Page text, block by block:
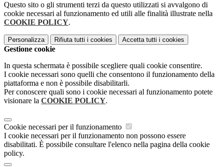
Questo sito o gli strumenti terzi da questo utilizzati si avvalgono di
cookie necessari al funzionamento ed utili alle finalità illustrate nella
COOKIE POLICY.
Personalizza Rifiuta tutti i cookies Accetta tutti i cookies
Gestione cookie
In questa schermata è possibile scegliere quali cookie consentire.
I cookie necessari sono quelli che consentono il funzionamento della
piattaforma e non è possibile disabilitarli.
Per conoscere quali sono i cookie necessari al funzionamento potete
visionare la COOKIE POLICY.
Cookie necessari per il funzionamento
I cookie necessari per il funzionamento non possono essere
disabilitati. È possibile consultare l'elenco nella pagina della cookie
policy.